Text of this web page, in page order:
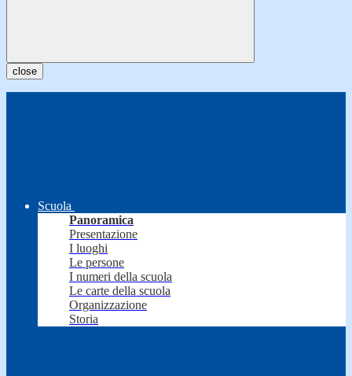
close
Scuola
Panoramica
Presentazione
I luoghi
Le persone
I numeri della scuola
Le carte della scuola
Organizzazione
Storia